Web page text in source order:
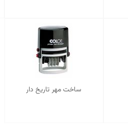
ساخت مهر تاریخ دار